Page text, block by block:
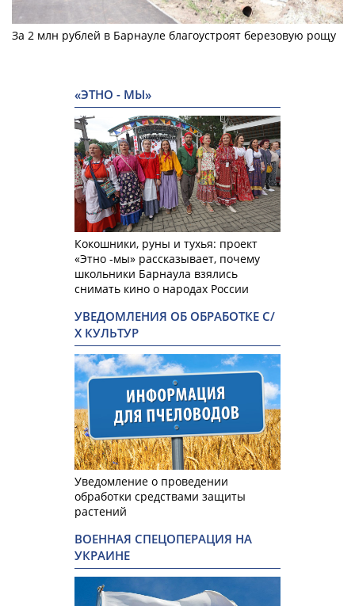
За 2 млн рублей в Барнауле благоустроят березовую рощу
«ЭТНО - МЫ»
Кокошники, руны и тухья: проект
«Этно -мы» рассказывает, почему
школьники Барнаула взялись
снимать кино о народах России
УВЕДОМЛЕНИЯ ОБ ОБРАБОТКЕ С/
Х КУЛЬТУР
Уведомление о проведении
обработки средствами защиты
растений
ВОЕННАЯ СПЕЦОПЕРАЦИЯ НА
УКРАИНЕ